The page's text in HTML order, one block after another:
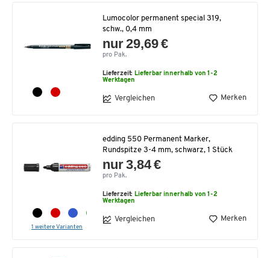
Lumocolor permanent special 319,
schw., 0,4 mm
nur 29,69 €
pro Pak.
Lieferzeit: Lieferbar innerhalb von 1-2
Werktagen
Vergleichen Merken
1 weitere Varianten
edding 550 Permanent Marker,
Rundspitze 3-4 mm, schwarz, 1 Stück
nur 3,84 €
pro Pak.
Lieferzeit: Lieferbar innerhalb von 1-2
Werktagen
Vergleichen Merken